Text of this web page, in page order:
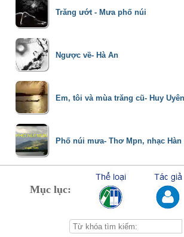
Trăng ướt - Mưa phố núi
Ngược về- Hà An
Em, tôi và mùa trăng cũ- Huy Uyên
Phố núi mưa- Thơ Mpn, nhạc Hàn
Mục lục: